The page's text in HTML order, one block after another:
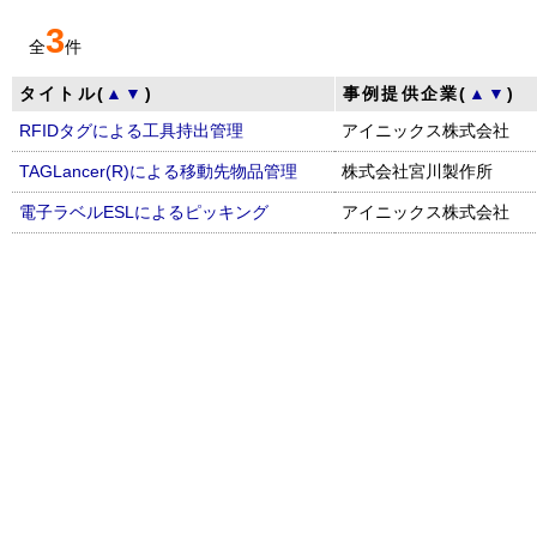
全3件
タイトル( ▲ ▼ ) 事例提供企業( ▲ ▼)
RFIDタグによる工具持出管理
アイニックス株式会社
TAGLancer(R)による移動先物品管理 株式会社宮川製作所
電子ラベルESLによるピッキング アイニックス株式会社